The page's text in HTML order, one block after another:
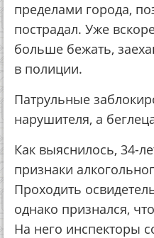
пределами города,
пострадал. Уже
больше бежать,
в полиции.
Патрульные
нарушителя, а
Как выяснилось, 34-
признаки
Проходить
однако признался,
На него инспекторы